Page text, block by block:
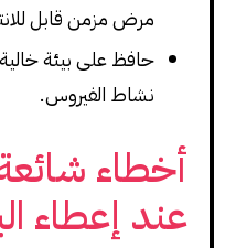
مرض مزمن قابل
حافظ على بيئة خالية
نشاط الفيروس.
أخطاء
عند إعطاء